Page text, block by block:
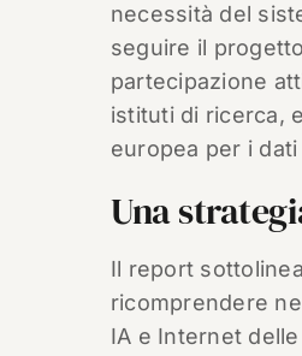
necessità del
seguire il
partecipazione
istituti di ricerca,
europea per i
Una
Il report
ricomprendere
IA e Internet